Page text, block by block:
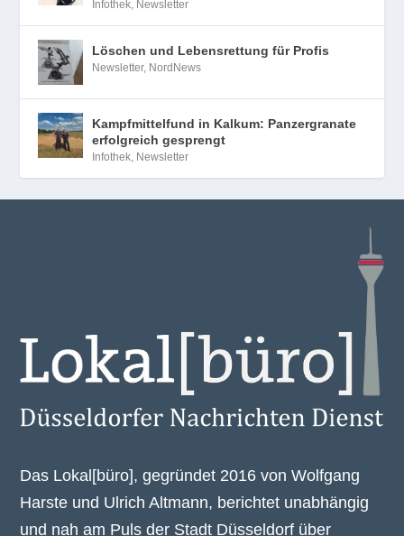
Infothek Newsletter
Löschen und Lebensrettung für Profis
Newsletter, NordNews
Kampfmittelfund in Kalkum: Panzergranate
erfolgreich gesprengt
Infothek Newsletter
Das Lokal[büro], gegründet 2016 von Wolfgang
Harste und Ulrich Altmann, berichtet unabhängig
und nah am Puls der Stadt Düsseldorf über